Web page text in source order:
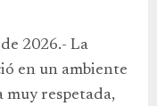
2026.- La
en un ambiente
respetada,